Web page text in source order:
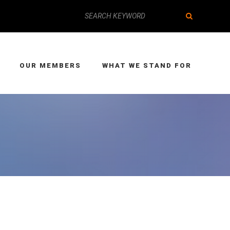
OUR MEMBERS WHAT WE STAND FOR